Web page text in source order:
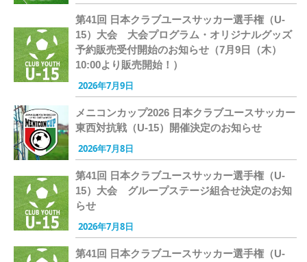
第41回 日本クラブユースサッカー選手権（U-
15）大会 大会プログラム・オリジナルグッズ
予約販売受付開始のお知らせ（7月9日（木）
10:00より販売開始！）
2026年7月9日
メニコンカップ2026 日本クラブユースサッカー
東西対抗戦（U-15）開催決定のお知らせ
2026年7月8日
第41回 日本クラブユースサッカー選手権（U-
15）大会 グループステージ組合せ決定のお知
らせ
2026年7月8日
第41回 日本クラブユースサッカー選手権（U-